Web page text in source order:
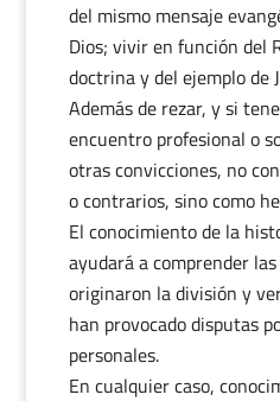
del mismo mensaje
Dios; vivir en función del
doctrina y del ejemplo de
Además de rezar, y si
encuentro profesional o
otras convicciones, no
o contrarios, sino como
El conocimiento de la
ayudará a comprender
originaron la división y
han provocado disputas
personales.
En cualquier caso,